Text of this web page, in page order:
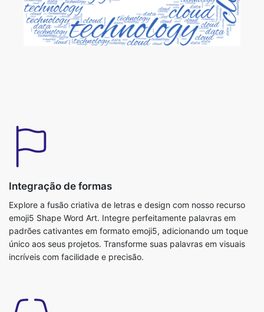
Integração de formas
Explore a fusão criativa de letras e design com nosso recurso
emoji5 Shape Word Art. Integre perfeitamente palavras em
padrões cativantes em formato emoji5, adicionando um toque
único aos seus projetos. Transforme suas palavras em visuais
incríveis com facilidade e precisão.